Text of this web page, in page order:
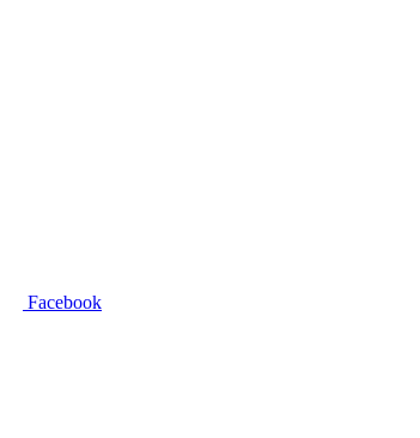
Facebook